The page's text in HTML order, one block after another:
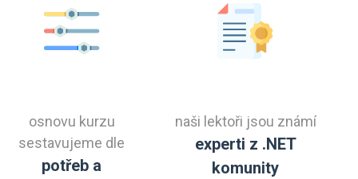
osnovu kurzu
sestavujeme dle
potřeb a
naši lektoři jsou známí
experti z .NET
komunity